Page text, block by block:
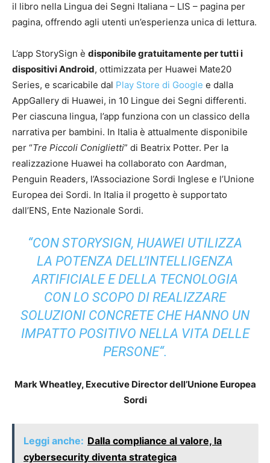
il libro nella Lingua dei Segni Italiana – LIS – pagina per
pagina, offrendo agli utenti un’esperienza unica di lettura.
L’app StorySign è disponibile gratuitamente per tutti i
dispositivi Android, ottimizzata per Huawei Mate20
Series, e scaricabile dal Play Store di Google e dalla
AppGallery di Huawei, in 10 Lingue dei Segni differenti.
Per ciascuna lingua, l’app funziona con un classico della
narrativa per bambini. In Italia è attualmente disponibile
per “Tre Piccoli Coniglietti” di Beatrix Potter. Per la
realizzazione Huawei ha collaborato con Aardman,
Penguin Readers, l’Associazione Sordi Inglese e l’Unione
Europea dei Sordi. In Italia il progetto è supportato
dall’ENS, Ente Nazionale Sordi.
“CON STORYSIGN, HUAWEI UTILIZZA
LA POTENZA DELL’INTELLIGENZA
ARTIFICIALE E DELLA TECNOLOGIA
CON LO SCOPO DI REALIZZARE
SOLUZIONI CONCRETE CHE HANNO UN
IMPATTO POSITIVO NELLA VITA DELLE
PERSONE“.
Mark Wheatley, Executive Director dell’Unione Europea
Sordi
Leggi anche: Dalla compliance al valore, la
cybersecurity diventa strategica